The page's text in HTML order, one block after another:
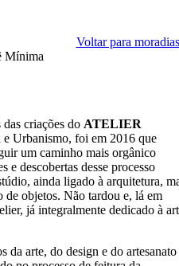
Voltar para moradias
das criações do ATELIER
Urbanismo, foi em 2016 que
um caminho mais orgânico
e descobertas desse processo
ainda ligado à arquitetura,
de objetos. Não tardou e, lá em
já integralmente dedicado à
da arte, do design e do artesanato